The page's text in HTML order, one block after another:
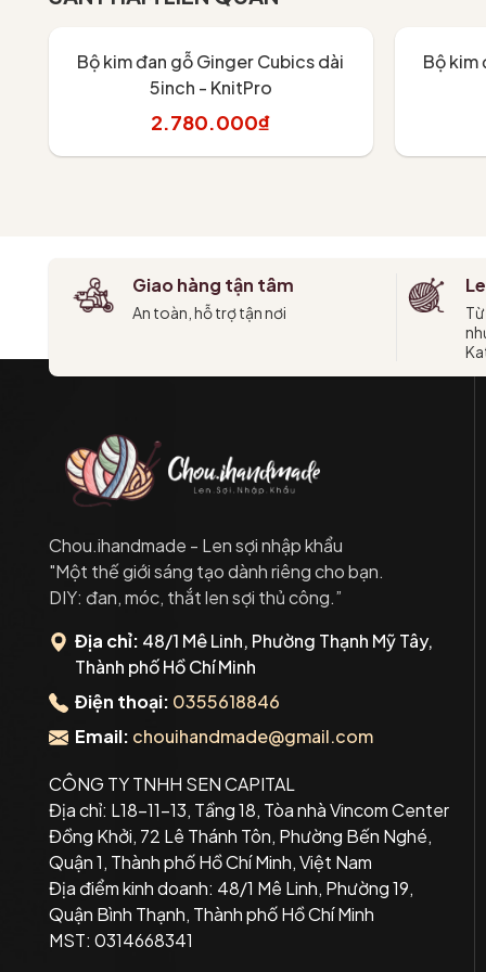
Bộ kim đan gỗ Ginger Cubics dài
5inch - KnitPro
2.780.000₫
Bộ kim
Giao hàng tận tâm
An toàn, hỗ trợ tận nơi
Chou.ihandmade - Len sợi nhập khẩu
"Một thế giới sáng tạo dành riêng cho bạn.
DIY: đan, móc, thắt len sợi thủ công.”
Địa chỉ: 48/1 Mê Linh, Phường Thạnh Mỹ Tây,
Thành phố Hồ Chí Minh
Điện thoại: 0355618846
Email: chouihandmade@gmail.com
CÔNG TY TNHH SEN CAPITAL
Địa chỉ: L18-11-13, Tầng 18, Tòa nhà Vincom Center
Đồng Khởi, 72 Lê Thánh Tôn, Phường Bến Nghé,
Quận 1, Thành phố Hồ Chí Minh, Việt Nam
Địa điểm kinh doanh: 48/1 Mê Linh, Phường 19,
Quận Bình Thạnh, Thành phố Hồ Chí Minh
MST: 0314668341